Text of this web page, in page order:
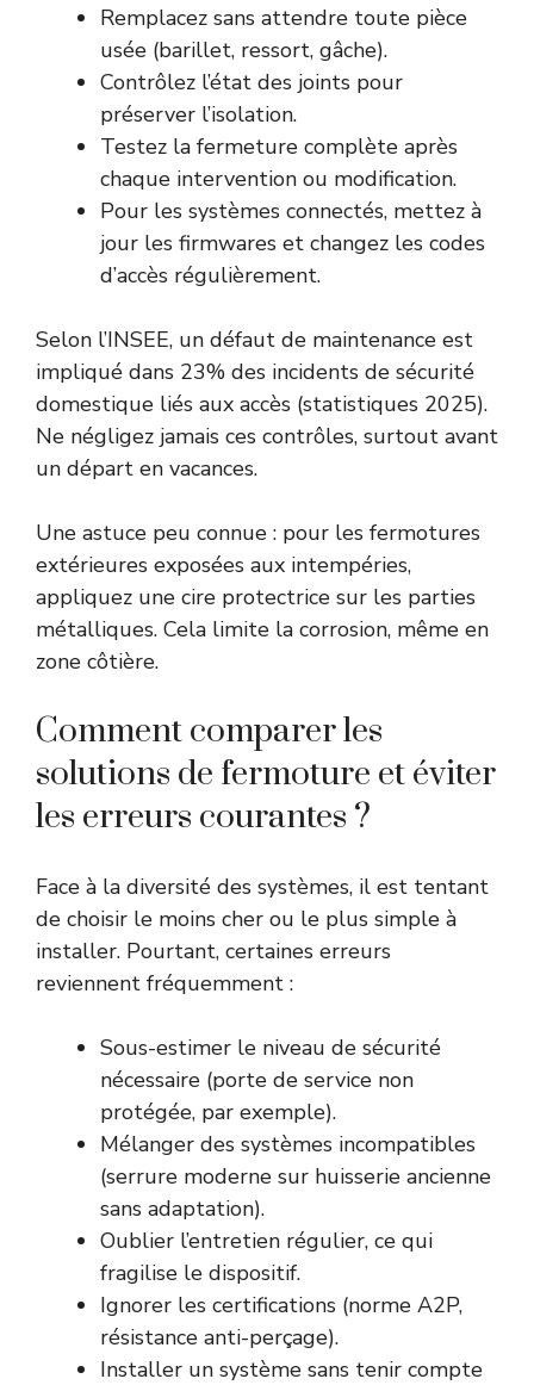
Remplacez sans attendre toute pièce
usée (barillet, ressort, gâche).
Contrôlez l’état des joints pour
préserver l’isolation.
Testez la fermeture complète après
chaque intervention ou modification.
Pour les systèmes connectés, mettez à
jour les firmwares et changez les codes
d’accès régulièrement.
Selon l’INSEE, un défaut de maintenance est
impliqué dans 23% des incidents de sécurité
domestique liés aux accès (statistiques 2025).
Ne négligez jamais ces contrôles, surtout avant
un départ en vacances.
Une astuce peu connue : pour les fermotures
extérieures exposées aux intempéries,
appliquez une cire protectrice sur les parties
métalliques. Cela limite la corrosion, même en
zone côtière.
Comment comparer les
solutions de fermoture et éviter
les erreurs courantes ?
Face à la diversité des systèmes, il est tentant
de choisir le moins cher ou le plus simple à
installer. Pourtant, certaines erreurs
reviennent fréquemment :
Sous-estimer le niveau de sécurité
nécessaire (porte de service non
protégée, par exemple).
Mélanger des systèmes incompatibles
(serrure moderne sur huisserie ancienne
sans adaptation).
Oublier l’entretien régulier, ce qui
fragilise le dispositif.
Ignorer les certifications (norme A2P,
résistance anti-perçage).
Installer un système sans tenir compte